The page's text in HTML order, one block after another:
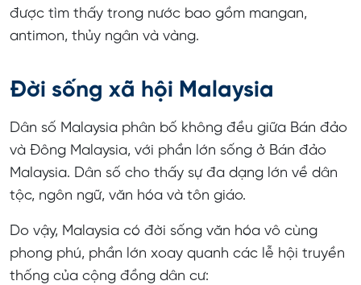
được tìm thấy trong nước bao gồm mangan,
antimon, thủy ngân và vàng.
Đời sống xã hội Malaysia
Dân số Malaysia phân bố không đều giữa Bán đảo
và Đông Malaysia, với phần lớn sống ở Bán đảo
Malaysia. Dân số cho thấy sự đa dạng lớn về dân
tộc, ngôn ngữ, văn hóa và tôn giáo.
Do vậy, Malaysia có đời sống văn hóa vô cùng
phong phú, phần lớn xoay quanh các lễ hội truyền
thống của cộng đồng dân cư: